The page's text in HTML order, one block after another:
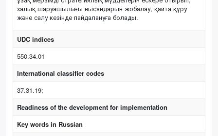
халық шаруашылығы нысандарын жобалау, қайта құру
және салу кезінде пайдалануға болады.
UDC indices
550.34.01
International classifier codes
37.31.19;
Readiness of the development for implementation
Key words in Russian